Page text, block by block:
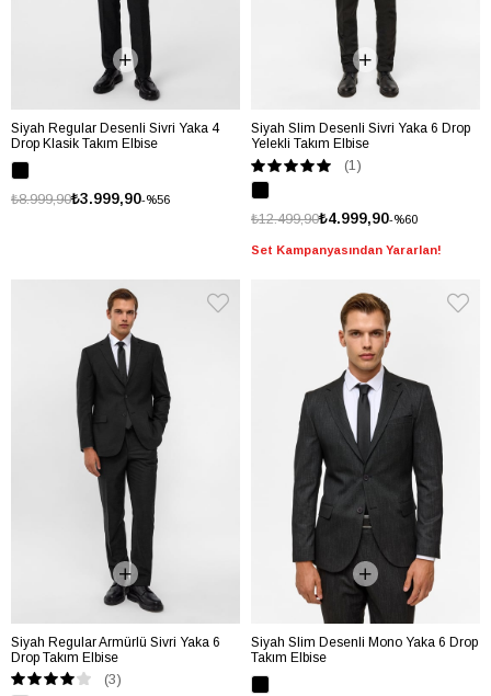
Siyah Regular Desenli Sivri Yaka 4
Drop Klasik Takım Elbise
%56
₺3.999,90
₺8.999,90
Siyah Slim Desenli Sivri Yaka 6 Drop
Yelekli Takım Elbise
(1)
%60
₺4.999,90
₺12.499,90
Set Kampanyasından Yararlan!
Siyah Regular Armürlü Sivri Yaka 6
Drop Takım Elbise
(3)
Siyah Slim Desenli Mono Yaka 6 Drop
Takım Elbise